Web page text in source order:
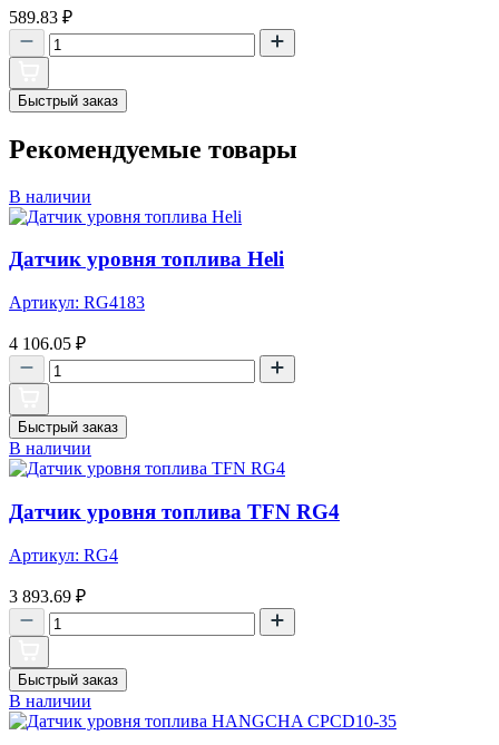
589.83 ₽
Быстрый заказ
Рекомендуемые товары
В наличии
Датчик уровня топлива Heli
Артикул: RG4183
4 106.05 ₽
Быстрый заказ
В наличии
Датчик уровня топлива TFN RG4
Артикул: RG4
3 893.69 ₽
Быстрый заказ
В наличии